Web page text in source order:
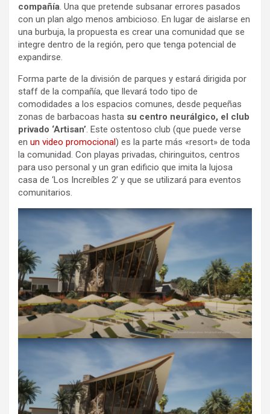
compañía. Una que pretende subsanar errores pasados
con un plan algo menos ambicioso. En lugar de aislarse en
una burbuja, la propuesta es crear una comunidad que se
integre dentro de la región, pero que tenga potencial de
expandirse.
Forma parte de la división de parques y estará dirigida por
staff de la compañía, que llevará todo tipo de
comodidades a los espacios comunes, desde pequeñas
zonas de barbacoas hasta su centro neurálgico, el club
privado ‘Artisan’. Este ostentoso club (que puede verse
en un video promocional) es la parte más «resort» de toda
la comunidad. Con playas privadas, chiringuitos, centros
para uso personal y un gran edificio que imita la lujosa
casa de ‘Los Increíbles 2’ y que se utilizará para eventos
comunitarios.